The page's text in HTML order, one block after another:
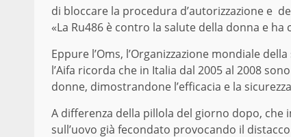
di bloccare la procedura d’autorizzazione e
«La Ru486 è contro la salute della donna e
Eppure l’Oms, l’Organizzazione mondiale
l’Aifa ricorda che in Italia dal 2005 al 2008
donne, dimostrandone l’efficacia e la
A differenza della pillola del giorno dopo, che
sull’uovo già fecondato provocando il